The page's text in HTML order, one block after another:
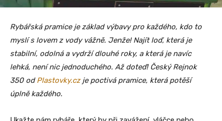
Rybářská pramice je základ výbavy pro každého, kdo to
myslí s lovem z vody vážně. Jenže! Najít loď, která je
stabilní, odolná a vydrží dlouhé roky, a která je navíc
lehká, není nic jednoduchého. Až doteď! Český Rejnok
350 odPlastovky.cz je poctivá pramice, která potěší
úplně každého.